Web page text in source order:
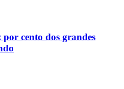
por cento dos grandes